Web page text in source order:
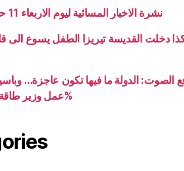
نشرة الاخبار المسائية ليوم الاربعاء 11 حزيران 2025
دخلت القديسة تيريزا الطفل يسوع
الصوت: الدولة ما فيها تكون عاجزة…
عمل وزير طاقة، ولوحدنا 40%